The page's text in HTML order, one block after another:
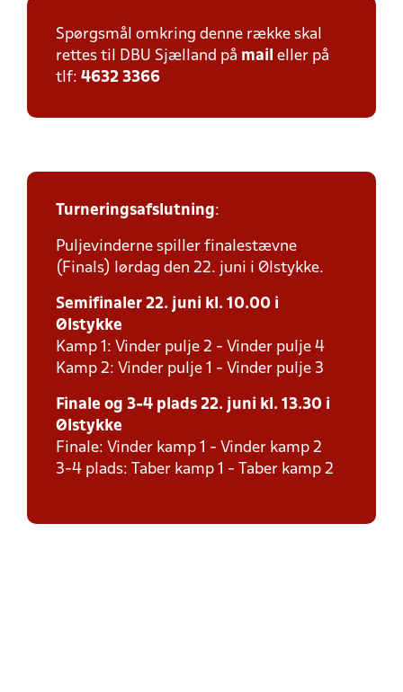
Spørgsmål omkring denne række skal
rettes til DBU Sjælland på mail eller på
tlf: 4632 3366
Turneringsafslutning:
Puljevinderne spiller finalestævne
(Finals) lørdag den 22. juni i Ølstykke.
Semifinaler 22. juni kl. 10.00 i
Ølstykke
Kamp 1: Vinder pulje 2 - Vinder pulje 4
Kamp 2: Vinder pulje 1 - Vinder pulje 3
Finale og 3-4 plads 22. juni kl. 13.30 i
Ølstykke
Finale: Vinder kamp 1 - Vinder kamp 2
3-4 plads: Taber kamp 1 - Taber kamp 2